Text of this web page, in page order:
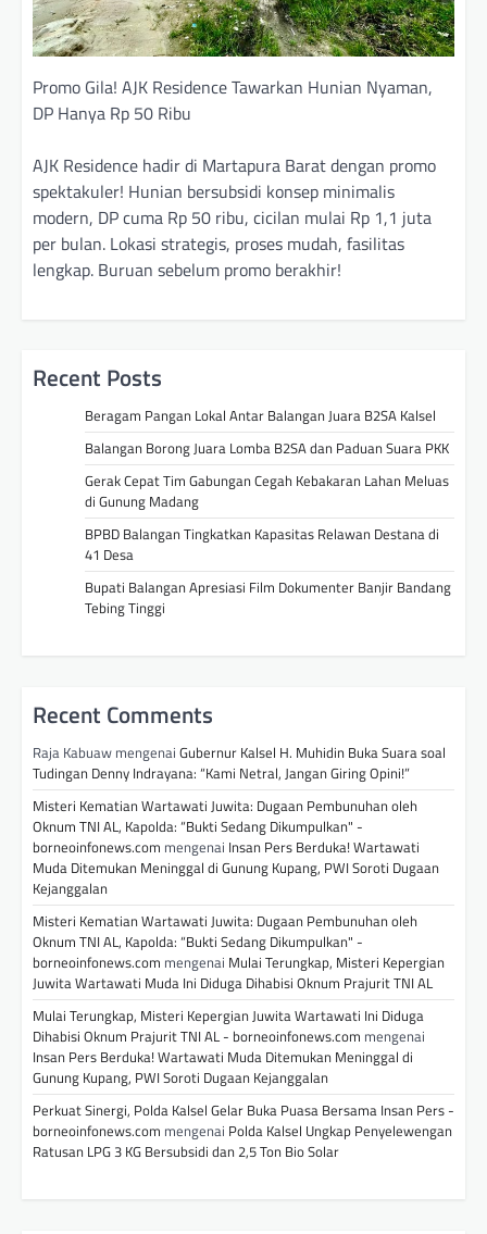
Promo Gila! AJK Residence Tawarkan Hunian Nyaman,
DP Hanya Rp 50 Ribu
AJK Residence hadir di Martapura Barat dengan promo
spektakuler! Hunian bersubsidi konsep minimalis
modern, DP cuma Rp 50 ribu, cicilan mulai Rp 1,1 juta
per bulan. Lokasi strategis, proses mudah, fasilitas
lengkap. Buruan sebelum promo berakhir!
Recent Posts
Beragam Pangan Lokal Antar Balangan Juara B2SA Kalsel
Balangan Borong Juara Lomba B2SA dan Paduan Suara PKK
Gerak Cepat Tim Gabungan Cegah Kebakaran Lahan Meluas
di Gunung Madang
BPBD Balangan Tingkatkan Kapasitas Relawan Destana di
41 Desa
Bupati Balangan Apresiasi Film Dokumenter Banjir Bandang
Tebing Tinggi
Recent Comments
Raja Kabuaw mengenai Gubernur Kalsel H. Muhidin Buka Suara soal
Tudingan Denny Indrayana: “Kami Netral, Jangan Giring Opini!”
Misteri Kematian Wartawati Juwita: Dugaan Pembunuhan oleh
Oknum TNI AL, Kapolda: “Bukti Sedang Dikumpulkan" -
borneoinfonews.com mengenai Insan Pers Berduka! Wartawati
Muda Ditemukan Meninggal di Gunung Kupang, PWI Soroti Dugaan
Kejanggalan
Misteri Kematian Wartawati Juwita: Dugaan Pembunuhan oleh
Oknum TNI AL, Kapolda: “Bukti Sedang Dikumpulkan" -
borneoinfonews.com mengenai Mulai Terungkap, Misteri Kepergian
Juwita Wartawati Muda Ini Diduga Dihabisi Oknum Prajurit TNI AL
Mulai Terungkap, Misteri Kepergian Juwita Wartawati Ini Diduga
Dihabisi Oknum Prajurit TNI AL - borneoinfonews.com mengenai
Insan Pers Berduka! Wartawati Muda Ditemukan Meninggal di
Gunung Kupang, PWI Soroti Dugaan Kejanggalan
Perkuat Sinergi, Polda Kalsel Gelar Buka Puasa Bersama Insan Pers -
borneoinfonews.com mengenai Polda Kalsel Ungkap Penyelewengan
Ratusan LPG 3 KG Bersubsidi dan 2,5 Ton Bio Solar